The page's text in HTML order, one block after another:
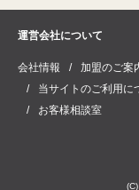
運営会社について
会社情報 加盟のご案
当サイトのご利用に
お客様相談室